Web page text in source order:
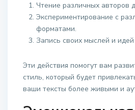
Чтение различных авторов
Экспериментирование с
форматами.
Запись своих мыслей и
Эти действия помогут вам
стиль, который будет
ваши тексты более живыми и